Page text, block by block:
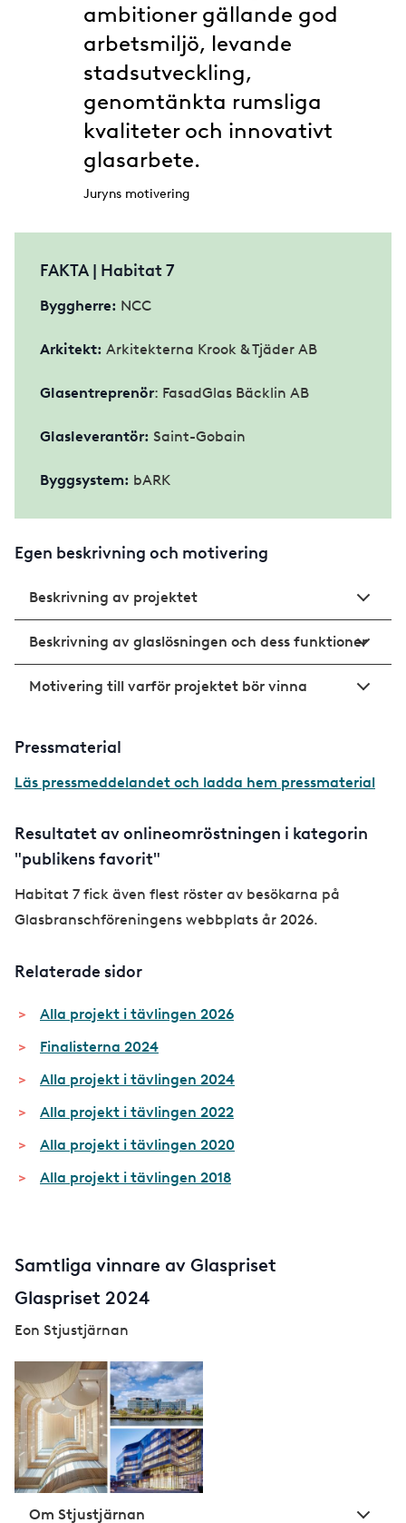
ambitioner gällande god
arbetsmiljö, levande
stadsutveckling,
genomtänkta rumsliga
kvaliteter och innovativt
glasarbete.
Juryns motivering
FAKTA | Habitat 7
Byggherre: NCC
Arkitekt: Arkitekterna Krook & Tjäder AB
Glasentreprenör: FasadGlas Bäcklin AB
Glasleverantör: Saint-Gobain
Byggsystem: bARK
Egen beskrivning och motivering
Beskrivning av projektet
Beskrivning av glaslösningen och dess funktioner
Motivering till varför projektet bör vinna
Pressmaterial
Läs pressmeddelandet och ladda hem pressmaterial
Resultatet av onlineomröstningen i kategorin
"publikens favorit"
Habitat 7 fick även flest röster av besökarna på
Glasbranschföreningens webbplats år 2026.
Relaterade sidor
Alla projekt i tävlingen 2026
Finalisterna 2024
Alla projekt i tävlingen 2024
Alla projekt i tävlingen 2022
Alla projekt i tävlingen 2020
Alla projekt i tävlingen 2018
Samtliga vinnare av Glaspriset
Glaspriset 2024
Eon Stjustjärnan
Om Stjustjärnan